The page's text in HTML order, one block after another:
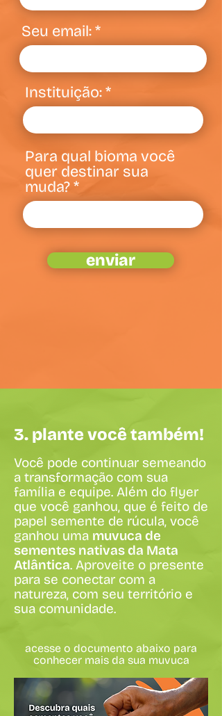
Seu email:
Instituição:
Para qual bioma você
quer destinar sua
muda?
enviar
3. plante você também!
Você pode continuar semeando
a transformação com sua
família e equipe. Além do flyer
que você ganhou, que é feito de
papel semente de rúcula, você
ganhou uma muvuca de
sementes nativas da Mata
Atlântica. Aproveite o presente
para se conectar com a
natureza, com seu território e
sua comunidade.
acesse o documento abaixo para
conhecer mais da sua muvuca